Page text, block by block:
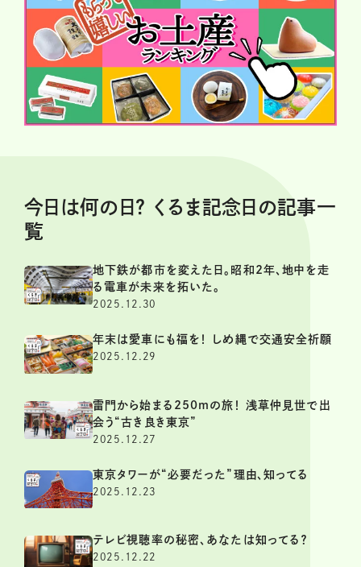
今日は何の日？ くるま記念日の記事一
覧
地下鉄が都市を変えた日。昭和2年、地中を走
る電車が未来を拓いた。
2025.12.30
年末は愛車にも福を！ しめ縄で交通安全祈願
2025.12.29
雷門から始まる250mの旅！ 浅草仲見世で出
会う“古き良き東京”
2025.12.27
東京タワーが“必要だった”理由、知ってる
2025.12.23
テレビ視聴率の秘密、あなたは知ってる？
2025.12.22